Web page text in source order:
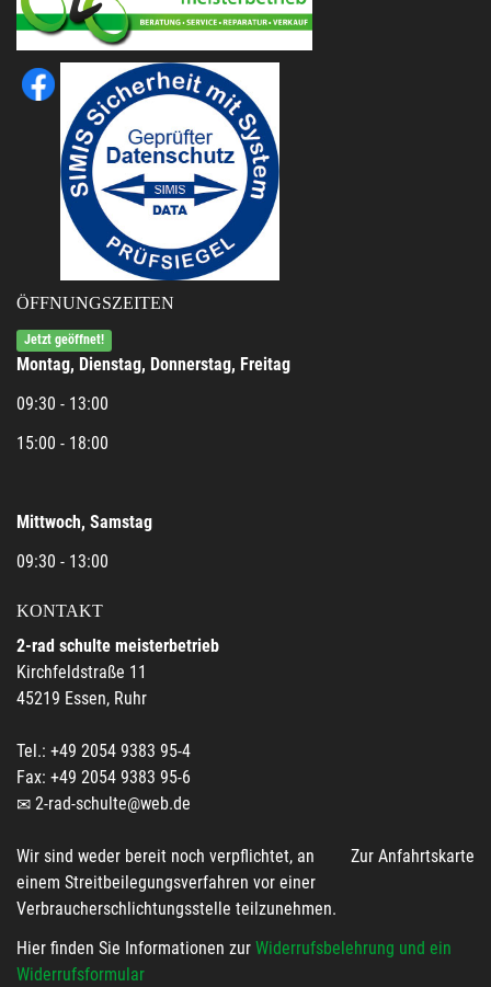
ÖFFNUNGSZEITEN
Jetzt geöffnet!
Montag, Dienstag, Donnerstag, Freitag
09:30 - 13:00
15:00 - 18:00
Mittwoch, Samstag
09:30 - 13:00
KONTAKT
2-rad schulte meisterbetrieb
Kirchfeldstraße 11
45219 Essen, Ruhr
Tel.: +49 2054 9383 95-4
Fax: +49 2054 9383 95-6
2-rad-schulte@web.de
Zur Anfahrtskarte
Wir sind weder bereit noch verpflichtet, an
einem Streitbeilegungsverfahren vor einer
Verbraucherschlichtungsstelle teilzunehmen.
Hier finden Sie Informationen zur Widerrufsbelehrung und ein
Widerrufsformular